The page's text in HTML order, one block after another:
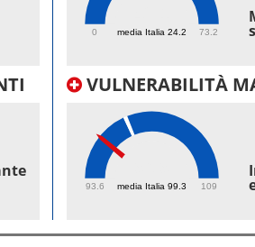
media Italia 24.2
0 73.2
VULNERABILITÀ
media Italia 99.3
93.6 109